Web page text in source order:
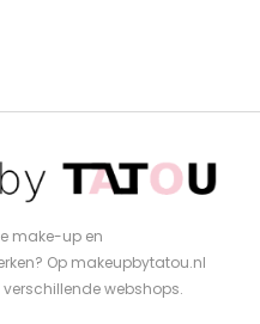
make-up en
Op makeupbytatou.nl
webshops.